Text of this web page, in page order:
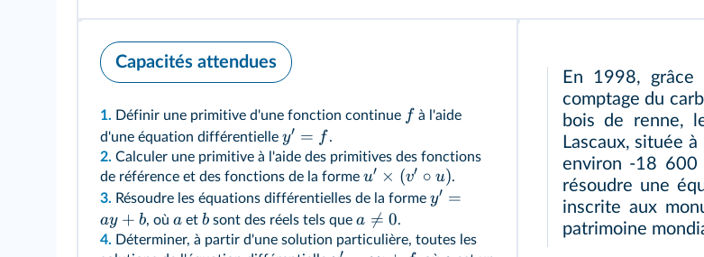
Capacités attendues
1. Définir une primitive d'une fonction continue f à l'aide
d'une équation différentielle y′ = f .
2. Calculer une primitive à l'aide des primitives des fonctions
de référence et des fonctions de la forme u′ × (v′ ∘ u).
3. Résoudre les équations différentielles de la forme y′ =
ay + b, oùa etb sont des réels tels quea 
= 0.
4. Déterminer, à partir d'une solution particulière, toutes les
En 1998,
comptage du
bois de renne,
Lascaux, située
environ -18 600
résoudre une
inscrite aux
patrimoine